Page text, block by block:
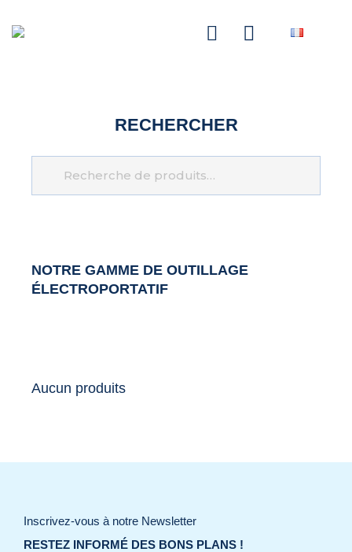
RECHERCHER
NOTRE GAMME DE OUTILLAGE
ÉLECTROPORTATIF
Aucun produits
Inscrivez-vous à notre Newsletter
RESTEZ INFORMÉ DES BONS PLANS !